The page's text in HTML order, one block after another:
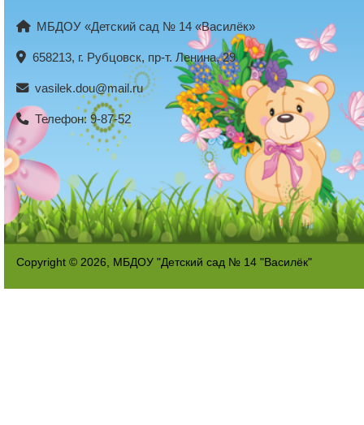
МБДОУ «Детский сад № 14 «Василёк»
658213, г. Рубцовск, пр-т. Ленина, 29
vasilek.dou@mail.ru
Телефон: 9-87-52
Copyright © 2026, МБДОУ "Детский сад № 14 "Василёк"